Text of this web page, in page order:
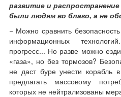
развитие и
были людям во благо, а не
− Можно сравнить
информационных
прогресс... Но разве можно
«газа», но без тормозов?
не даст буре унести корабль
предлагать массовому
которых не нейтрализованы